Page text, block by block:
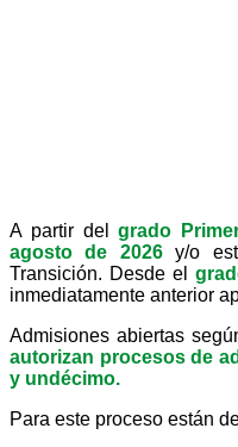
A partir delgrado
agosto de 2026y/o
Transición. Desde el
inmediatamente anterior
Admisiones abiertas
autorizan procesos de
y undécimo.
Para este proceso están